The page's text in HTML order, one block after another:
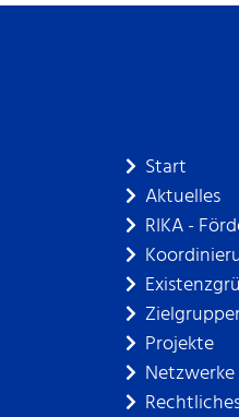
Start
Aktuelles
RIKA -
Projekte
Netzwerke